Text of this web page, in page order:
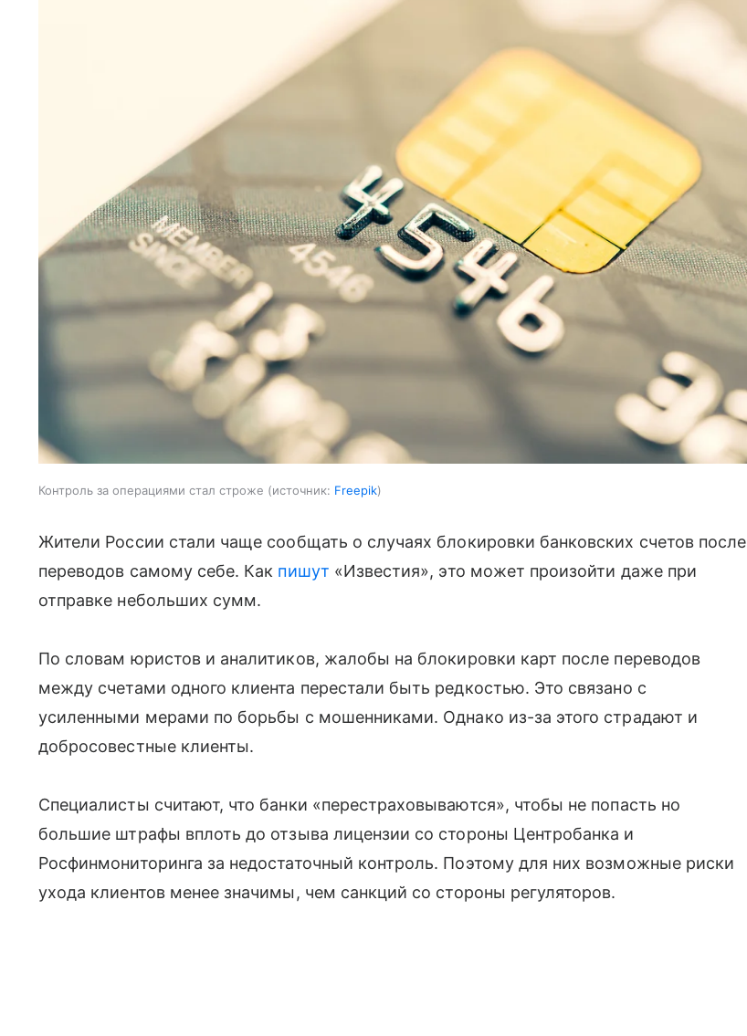
Контроль за операциями стал строже источник: Freepik
Жители России стали чаще сообщать о случаях блокировки банковских счетов после
переводов самому себе. Как пишут «Известия», это может произойти даже при
отправке небольших сумм.
По словам юристов и аналитиков, жалобы на блокировки карт после переводов
между счетами одного клиента перестали быть редкостью. Это связано с
усиленными мерами по борьбы с мошенниками. Однако из-за этого страдают и
добросовестные клиенты.
Специалисты считают, что банки «перестраховываются», чтобы не попасть но
большие штрафы вплоть до отзыва лицензии со стороны Центробанка и
Росфинмониторинга за недостаточный контроль. Поэтому для них возможные риски
ухода клиентов менее значимы, чем санкций со стороны регуляторов.